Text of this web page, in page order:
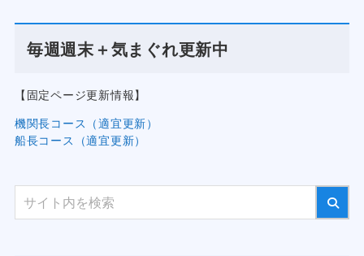
毎週週末＋気まぐれ更新中
【固定ページ更新情報】
機関長コース（適宜更新）
船長コース（適宜更新）